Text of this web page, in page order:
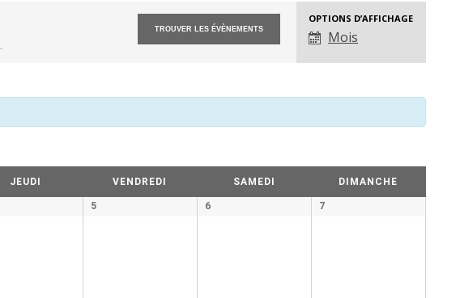
Évènement
Views
OPTIONS D’AFFICHAGE
Mois
JEUDI VENDREDI SAMEDI DIMANCHE
5 6 7